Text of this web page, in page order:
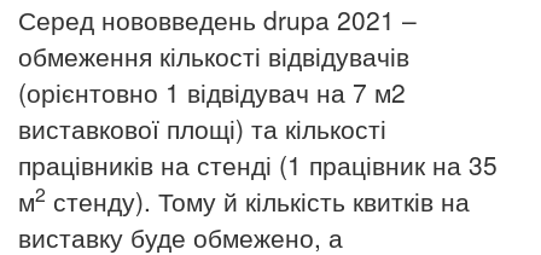
Серед нововведень drupa 2021 –
обмеження кількості відвідувачів
(орієнтовно 1 відвідувач на 7 м2
виставкової площі) та кількості
працівників на стенді (1 працівник на 35
м2 стенду). Тому й кількість квитків на
виставку буде обмежено, а